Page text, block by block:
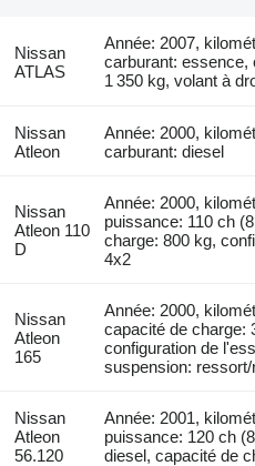
Nissan
ATLAS
Année: 2007,
carburant: essence,
1 350 kg, volant à
Nissan
Atleon
Année: 2000,
carburant: diesel
Nissan
Atleon 110
D
Année: 2000,
puissance: 110 ch
charge: 800 kg,
4x2
Nissan
Atleon
165
Année: 2000,
capacité de charge:
configuration de
suspension:
Nissan
Atleon
56.120
Année: 2001,
puissance: 120 ch
diesel, capacité de